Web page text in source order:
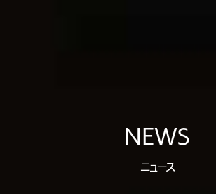
NEWS
ニュース